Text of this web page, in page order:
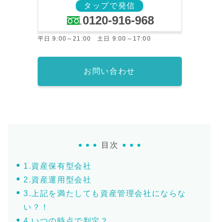
タップで発信
0120-916-968
平日 9:00～21:00 土日 9:00～17:00
お問い合わせ
目次
1.資産保有型会社
2.資産運用型会社
3.上記を満たしても資産管理会社にならな
い？！